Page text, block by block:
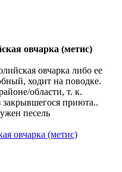
овчарка (метис)
овчарка либо ее
ходит на поводке.
области, т. к.
приюта..
песель
овчарка (метис)